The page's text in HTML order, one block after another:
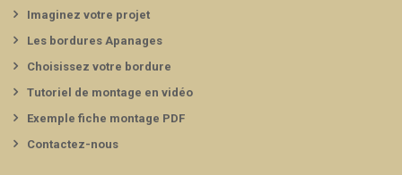
Imaginez votre projet
Les bordures Apanages
Choisissez votre bordure
Tutoriel de montage en vidéo
Exemple fiche montage PDF
Contactez-nous